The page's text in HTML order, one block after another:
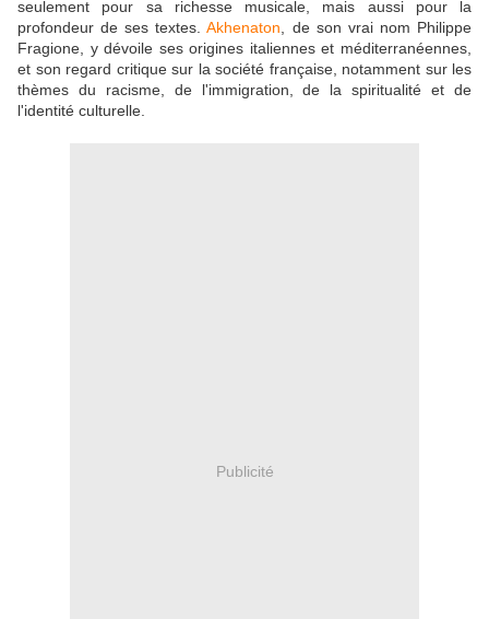
seulement pour sa richesse musicale, mais aussi pour la
profondeur de ses textes.Akhenaton , de son vrai nom Philippe
Fragione, y dévoile ses origines italiennes et méditerranéennes,
et son regard critique sur la société française, notamment sur les
thèmes du racisme, de l'immigration, de la spiritualité et de
l'identité culturelle.
Publicité